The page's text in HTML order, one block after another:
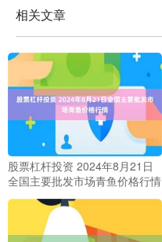
相关文章
股票杠杆投资 2024年8月21日
全国主要批发市场青鱼价格行情